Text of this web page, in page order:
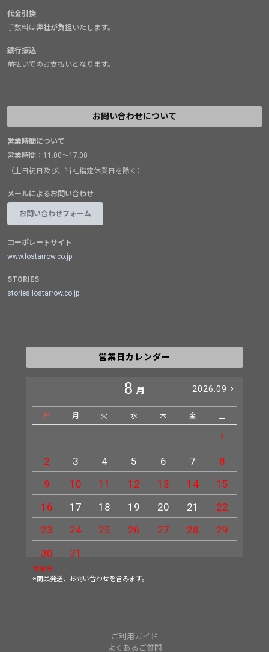
代金引換
手数料は弊社が負担いたします。
銀行振込
前払いでのお支払いとなります。
お問い合わせについて
営業時間について
営業時間：11:00～17:00
（土日祝日及び、当社指定休業日を除く）
メールによるお問い合わせ
お問い合わせフォーム
コーポレートサイト
www.lostarrow.co.jp
STORIES
stories.lostarrow.co.jp
営業日カレンダー
8 月 2026.09
日 月 火 水 木 金 土
1
2
3 4 5 6 7
8
9
10 11 12 13 14
15
16
17 18 19 20 21
22
23
24 25 26 27 28
29
30
31
休業日
※商品発送、お問い合わせを含みます。
ご利用ガイド
よくあるご質問